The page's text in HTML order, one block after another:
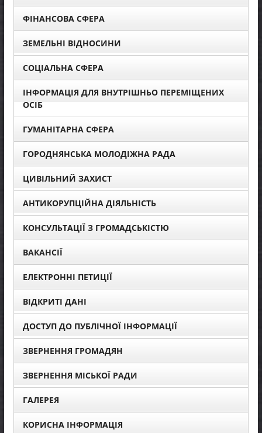
ФІНАНСОВА СФЕРА
ЗЕМЕЛЬНІ ВІДНОСИНИ
СОЦІАЛЬНА СФЕРА
ІНФОРМАЦІЯ ДЛЯ ВНУТРІШНЬО ПЕРЕМІЩЕНИХ
ОСІБ
ГУМАНІТАРНА СФЕРА
ГОРОДНЯНСЬКА МОЛОДІЖНА РАДА
ЦИВІЛЬНИЙ ЗАХИСТ
АНТИКОРУПЦІЙНА ДІЯЛЬНІСТЬ
КОНСУЛЬТАЦІЇ З ГРОМАДСЬКІСТЮ
ВАКАНСІЇ
ЕЛЕКТРОННІ ПЕТИЦІЇ
ВІДКРИТІ ДАНІ
ДОСТУП ДО ПУБЛІЧНОЇ ІНФОРМАЦІЇ
ЗВЕРНЕННЯ ГРОМАДЯН
ЗВЕРНЕННЯ МІСЬКОЇ РАДИ
ГАЛЕРЕЯ
КОРИСНА ІНФОРМАЦІЯ